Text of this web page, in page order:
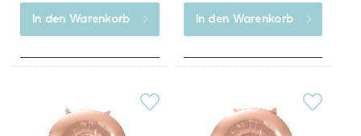
In den Warenkorb In den Warenkorb